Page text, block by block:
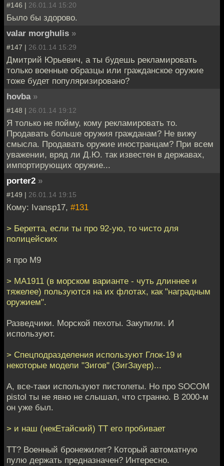
#146 | 26.01.14 15:20
Было бы здорово.
valar morghulis »
#147 | 26.01.14 15:29
Дмитрий Юрьевич, а ты будешь рекламировать
только военные образцы или гражданское оружие
тоже будет популяризировано?
hovba »
#148 | 26.01.14 19:12
Я только не пойму, кому рекламировать то.
Продавать больше оружия гражданам? Не вижу
смысла. Продавать оружие иностранцам? При всем
уважении, вряд ли Д.Ю. так известен в державах,
импортирующих оружие...
porter2 »
#149 | 26.01.14 19:15
Кому: Ivansp17, #131
> Беретта, если ты про 92-ую, то чисто для
полицейских
я про М9
> МА1911 (в морском варианте - чуть длиннее и
тяжелее) пользуются на их флотах, как "наградным
оружием".
Разведчики. Морской пехоты. Закупили. И
используют.
> Спецподразделения используют Глок-19 и
некоторые модели "Зигов" (ЗигЗауер)...
А, все-таки используют пистолеты. Но про SOCOM
pistol ты не явно не слышал, что странно. В 2000-м
он уже был.
> и наш (некЕтайский) ТТ его пробивает
ТТ? Военный бронежилет? Который автоматную
пулю держать предназначен? Интересно.